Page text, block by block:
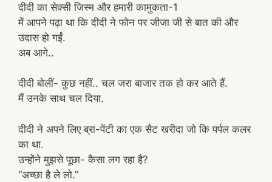
दीदी का सेक्सी जिस्म और हमारी कामुकता-1
में आपने पढ़ा था कि दीदी ने फोन पर जीजा जी से बात की और
उदास हो गईं.
अब आगे..
दीदी बोलीं- कुछ नहीं.. चल जरा बाजार तक हो कर आते हैं.
मैं उनके साथ चल दिया.
दीदी ने अपने लिए ब्रा-पेंटी का एक सैट खरीदा जो कि पर्पल कलर
का था.
उन्होंने मुझसे पूछा- कैसा लग रहा है?
“अच्छा है ले लो.”